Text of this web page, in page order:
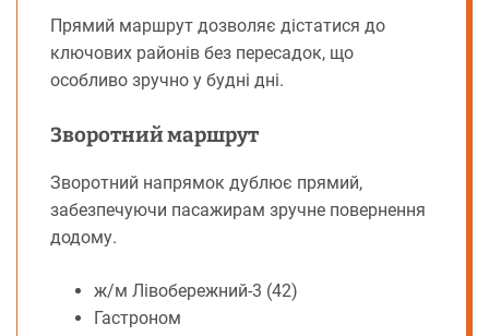
Прямий маршрут дозволяє дістатися до
ключових районів без пересадок, що
особливо зручно у будні дні.
Зворотний маршрут
Зворотний напрямок дублює прямий,
забезпечуючи пасажирам зручне повернення
додому.
ж/м Лівобережний-3 (42)
Гастроном